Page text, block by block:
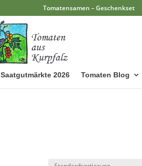
Tomatensamen – Geschenkset
Saatgutmärkte 2026 Tomaten Blog